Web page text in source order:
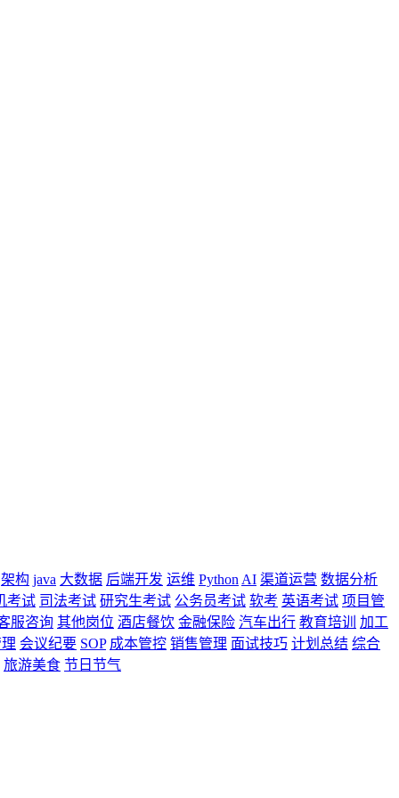
架构 java 大数据 后端开发 运维 Python AI 渠道运营 数据分析
考试 司法考试 研究生考试 公务员考试 软考 英语考试 项目管
服咨询 其他岗位 酒店餐饮 金融保险 汽车出行 教育培训
加工
会议纪要 SOP 成本管控 销售管理 面试技巧 计划总结 综合
旅游美食 节日节气